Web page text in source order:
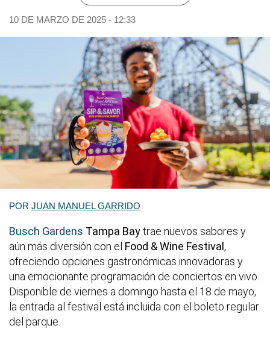
10 DE MARZO DE 2025 - 12:33
POR JUAN MANUEL GARRIDO
Busch Gardens Tampa Baytrae nuevos sabores y
aún más diversión con el Food & Wine Festival ,
ofreciendo opciones gastronómicas innovadoras y
una emocionante programación de conciertos en vivo.
Disponible de viernes a domingo hasta el 18 de mayo,
la entrada al festival está incluida con el boleto regular
del parque.